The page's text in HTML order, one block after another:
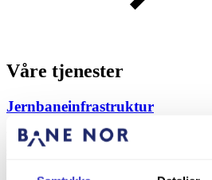
Våre tjenester
Jernbaneinfrastruktur
Vi sørger for at jernbanen fungerer
skinnene under toget til